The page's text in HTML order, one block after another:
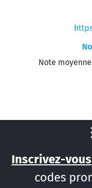
Note
Inscrivez-vous
codes